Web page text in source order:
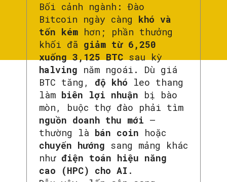
Bối cảnh ngành: Đào
Bitcoin ngày càng khó và
tốn kém hơn; phần thưởng
khối đã giảm từ 6,250
xuống 3,125 BTCsau kỳ
halving năm ngoái. Dù giá
BTC tăng, độ khó leo thang
làm biên lợi nhuận bị bào
mòn, buộc thợ đào phải tìm
nguồn doanh thu mới —
thường là bán coin hoặc
chuyển hướng sang mảng khác
như điện toán hiệu năng
cao (HPC) cho AI .